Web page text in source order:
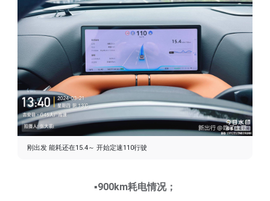
刚出发 能耗还在15.4～ 开始定速110行驶
▪️900km耗电情况；